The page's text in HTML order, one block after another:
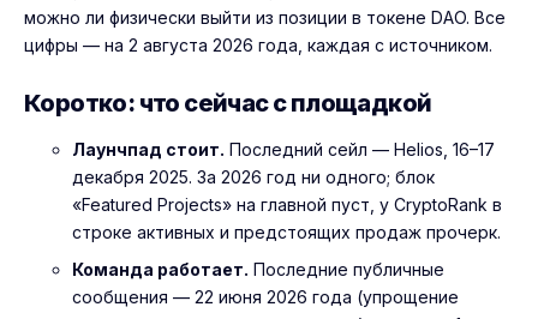
можно ли физически выйти из позиции в токене DAO. Все
цифры — на 2 августа 2026 года, каждая с источником.
Коротко: что сейчас с площадкой
Лаунчпад стоит. Последний сейл — Helios, 16–17
декабря 2025. За 2026 год ни одного; блок
«Featured Projects» на главной пуст, у CryptoRank в
строке активных и предстоящих продаж прочерк.
Команда работает. Последние публичные
сообщения — 22 июня 2026 года (упрощение